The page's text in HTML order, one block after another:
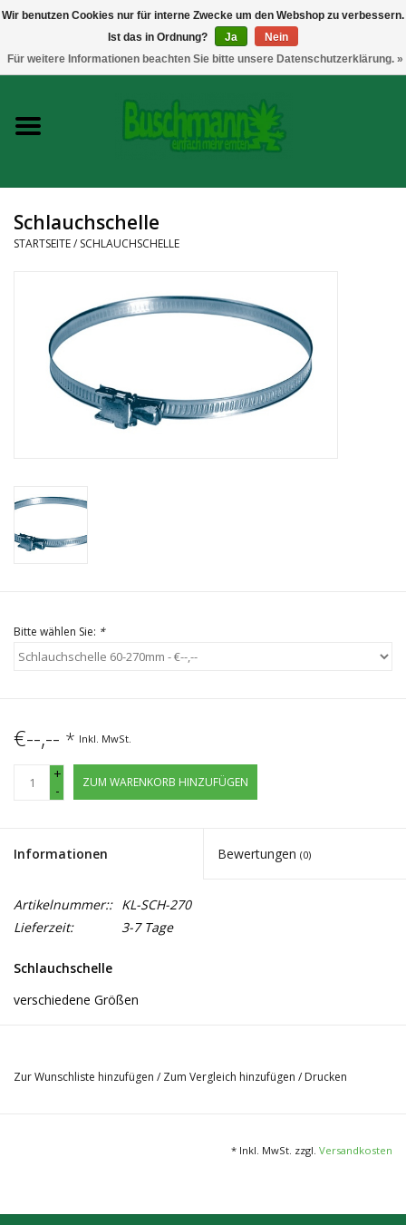
Growshop
Messtechnik
Headshop
CBD und Hanfextrakte
Schlauchschelle
STARTSEITE/ SCHLAUCHSCHELLE
Bitte wählen Sie: *
€--,-- * Inkl. MwSt.
+
-
ZUM WARENKORB HINZUFÜGEN
Informationen Bewertungen (0)
Artikelnummer:: KL-SCH-270
Lieferzeit:
3-7 Tage
Schlauchschelle
verschiedene Größen
Zur Wunschliste hinzufügen / Zum Vergleich hinzufügen / Drucken
* Inkl. MwSt. zzgl. Versandkosten
Wir benutzen Cookies nur für interne Zwecke um den Webshop zu verbessern.
Ist das in Ordnung?
Ja
Nein
Für weitere Informationen beachten Sie bitte unsere Datenschutzerklärung. »